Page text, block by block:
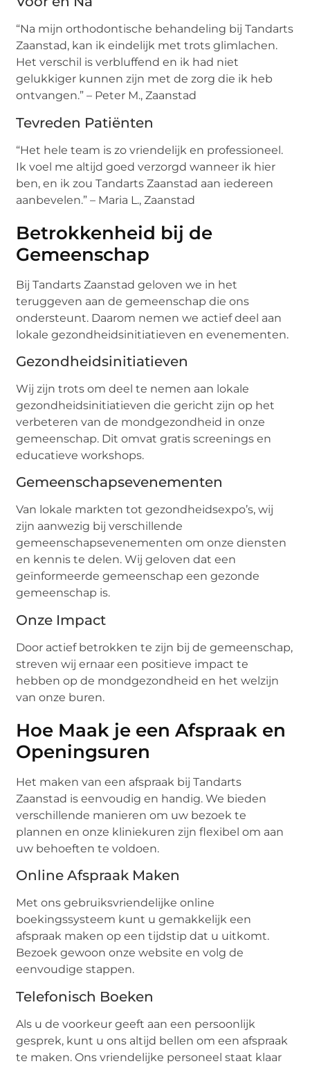
“Na mijn orthodontische behandeling bij Tandarts
Zaanstad, kan ik eindelijk met trots glimlachen.
Het verschil is verbluffend en ik had niet
gelukkiger kunnen zijn met de zorg die ik heb
ontvangen.” – Peter M., Zaanstad
Tevreden Patiënten
“Het hele team is zo vriendelijk en professioneel.
Ik voel me altijd goed verzorgd wanneer ik hier
ben, en ik zou Tandarts Zaanstad aan iedereen
aanbevelen.” – Maria L., Zaanstad
Betrokkenheid bij de
Gemeenschap
Bij Tandarts Zaanstad geloven we in het
teruggeven aan de gemeenschap die ons
ondersteunt. Daarom nemen we actief deel aan
lokale gezondheidsinitiatieven en evenementen.
Gezondheidsinitiatieven
Wij zijn trots om deel te nemen aan lokale
gezondheidsinitiatieven die gericht zijn op het
verbeteren van de mondgezondheid in onze
gemeenschap. Dit omvat gratis screenings en
educatieve workshops.
Gemeenschapsevenementen
Van lokale markten tot gezondheidsexpo’s, wij
zijn aanwezig bij verschillende
gemeenschapsevenementen om onze diensten
en kennis te delen. Wij geloven dat een
geïnformeerde gemeenschap een gezonde
gemeenschap is.
Onze Impact
Door actief betrokken te zijn bij de gemeenschap,
streven wij ernaar een positieve impact te
hebben op de mondgezondheid en het welzijn
van onze buren.
Hoe Maak je een Afspraak en
Openingsuren
Het maken van een afspraak bij Tandarts
Zaanstad is eenvoudig en handig. We bieden
verschillende manieren om uw bezoek te
plannen en onze kliniekuren zijn flexibel om aan
uw behoeften te voldoen.
Online Afspraak Maken
Met ons gebruiksvriendelijke online
boekingssysteem kunt u gemakkelijk een
afspraak maken op een tijdstip dat u uitkomt.
Bezoek gewoon onze website en volg de
eenvoudige stappen.
Telefonisch Boeken
Als u de voorkeur geeft aan een persoonlijk
gesprek, kunt u ons altijd bellen om een afspraak
te maken. Ons vriendelijke personeel staat klaar